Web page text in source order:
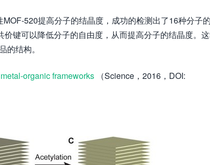
520提高分子的结晶度，成功的检测出了16种分子
键可以降低分子的自由度，从而提高分子的结晶度。
结构。
organic frameworks （Science，2016，DOI: